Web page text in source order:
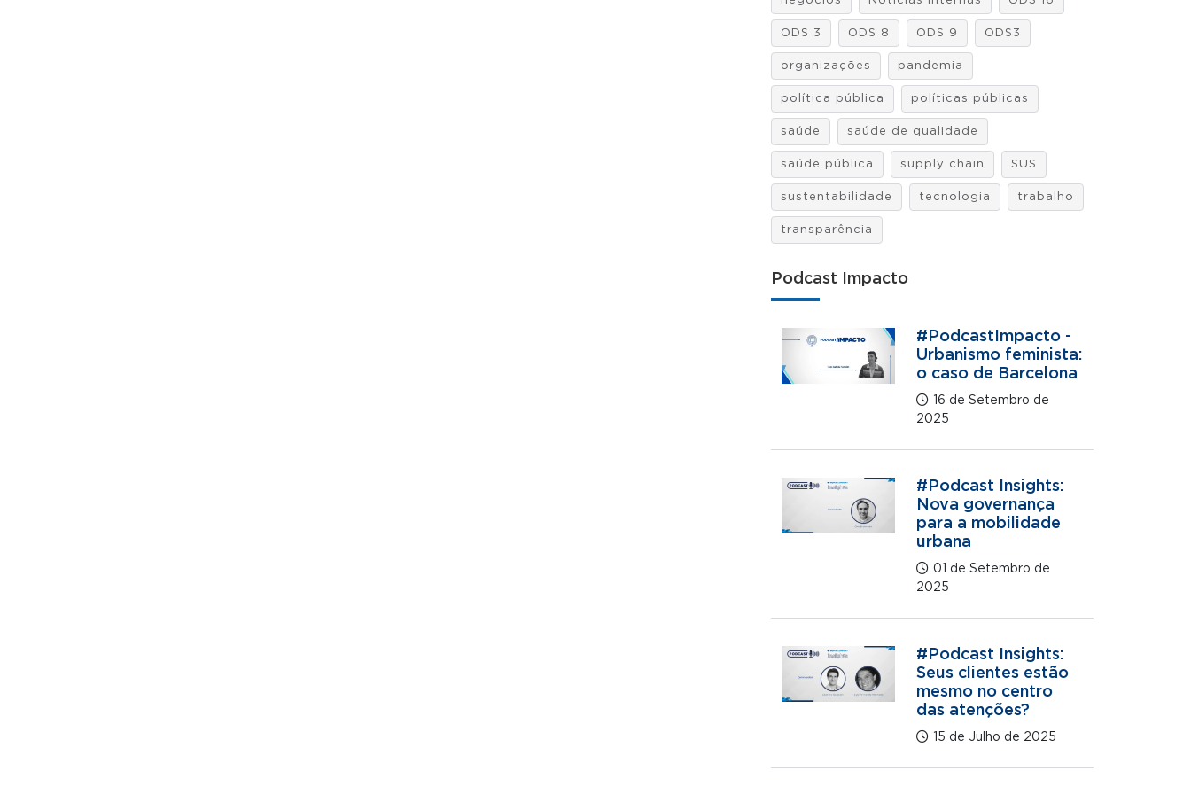
ODS 3 ODS 8 ODS 9 ODS3
organizações pandemia
política pública políticas públicas
saúde saúde de qualidade
saúde pública supply chain SUS
sustentabilidade tecnologia trabalho
transparência
Podcast Impacto
#PodcastImpacto -
Urbanismo feminista:
o caso de Barcelona
16 de Setembro de
2025
#Podcast Insights:
Nova governança
para a mobilidade
urbana
01 de Setembro de
2025
#Podcast Insights:
Seus clientes estão
mesmo no centro
das atenções?
15 de Julho de 2025